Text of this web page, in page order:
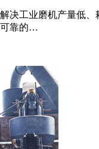
决工业磨机产量低
可靠的…